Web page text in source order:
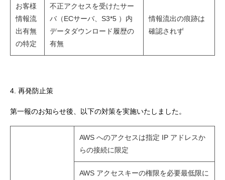
お客様
情報流
出有無
の特定
不正アクセスを受けたサー
バ（ECサーバ、S3*5 ）内
データダウンロード履歴の
有無
情報流出の痕跡は
確認されず
4. 再発防止策
第一報のお知らせ後、以下の対策を実施いたしました。
AWS へのアクセスは指定 IP アドレスか
らの接続に限定
AWS アクセスキーの権限を必要最低限に